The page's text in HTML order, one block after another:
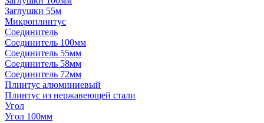
Заглушки 55м
Микроплинтус
Соединитель
Соединитель 100мм
Соединитель 55мм
Соединитель 58мм
Соединитель 72мм
Плинтус алюминиевый
Плинтус из нержавеющей стали
Угол
Угол 100мм